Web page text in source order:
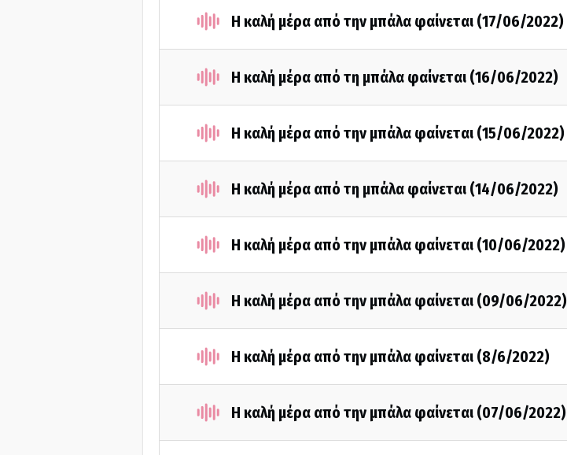
Η καλή μέρα από την μπάλα φαίνεται (17/06/2022)
Η καλή μέρα από τη μπάλα φαίνεται (16/06/2022)
Η καλή μέρα από την μπάλα φαίνεται (15/06/2022)
Η καλή μέρα από τη μπάλα φαίνεται (14/06/2022)
Η καλή μέρα από την μπάλα φαίνεται (10/06/2022)
Η καλή μέρα από την μπάλα φαίνεται (09/06/2022)
Η καλή μέρα από την μπάλα φαίνεται (8/6/2022)
Η καλή μέρα από την μπάλα φαίνεται (07/06/2022)